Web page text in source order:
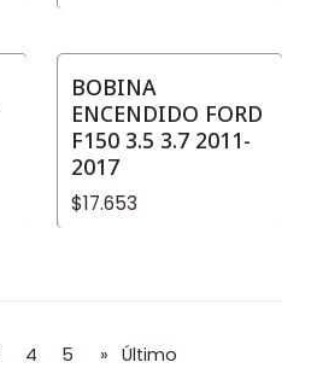
BOBINA
ENCENDIDO FORD
F150 3.5 3.7 2011-
2017
$17.653
4 5 » Último